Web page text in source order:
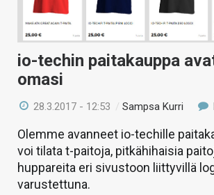
io-techin paitakauppa
omasi
28.3.2017 - 12:53 /Sampsa Kurri
Olemme avanneet io-techille
voi tilata t-paitoja, pitkähihaisia
huppareita eri sivustoon liittyvillä
varustettuna.